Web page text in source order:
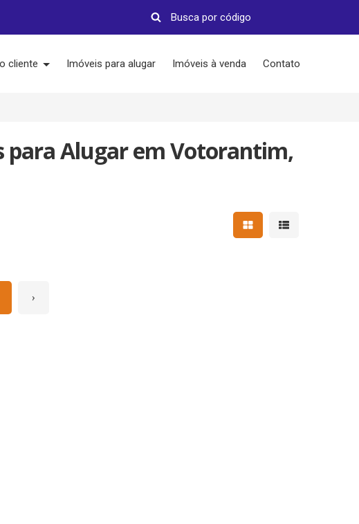
cliente Imóveis para alugar Imóveis à venda Contato
Alugar em Votorantim,
Mostrar resultados em
Mostrar
›